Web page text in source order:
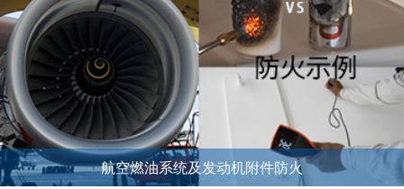
航空燃油系统及发动机附件防火